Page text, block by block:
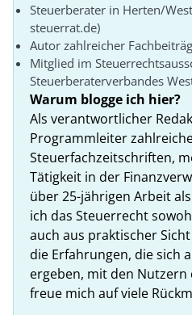
Steuerberater in Herten/
steuerrat.de)
Autor zahlreicher
Mitglied im
Steuerberaterverbandes
Warum blogge ich hier?
Als verantwortlicher
Programmleiter
Steuerfachzeitschriften,
Tätigkeit in der
über 25-jährigen Arbeit
ich das Steuerrecht
auch aus praktischer
die Erfahrungen, die sich
ergeben, mit den Nutzern
freue mich auf viele